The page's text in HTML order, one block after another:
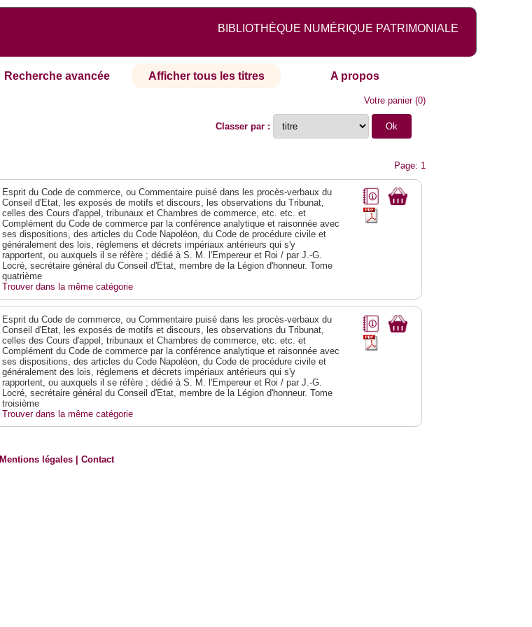
BIBLIOTHÈQUE NUMÉRIQUE PATRIMONIALE
Recherche avancée Afficher tous les titres A propos
Votre panier(0)
Classer par :
Page: 1
Esprit du Code de commerce, ou Commentaire puisé dans les procès-verbaux du
Conseil d'Etat, les exposés de motifs et discours, les observations du Tribunat,
celles des Cours d'appel, tribunaux et Chambres de commerce, etc. etc. et
Complément du Code de commerce par la conférence analytique et raisonnée avec
ses dispositions, des articles du Code Napoléon, du Code de procédure civile et
généralement des lois, réglemens et décrets impériaux antérieurs qui s'y
rapportent, ou auxquels il se réfère ; dédié à S. M. l'Empereur et Roi / par J.-G.
Locré, secrétaire général du Conseil d'Etat, membre de la Légion d'honneur. Tome
quatrième
Trouver dans la même catégorie
Esprit du Code de commerce, ou Commentaire puisé dans les procès-verbaux du
Conseil d'Etat, les exposés de motifs et discours, les observations du Tribunat,
celles des Cours d'appel, tribunaux et Chambres de commerce, etc. etc. et
Complément du Code de commerce par la conférence analytique et raisonnée avec
ses dispositions, des articles du Code Napoléon, du Code de procédure civile et
généralement des lois, réglemens et décrets impériaux antérieurs qui s'y
rapportent, ou auxquels il se réfère ; dédié à S. M. l'Empereur et Roi / par J.-G.
Locré, secrétaire général du Conseil d'Etat, membre de la Légion d'honneur. Tome
troisième
Trouver dans la même catégorie
Mentions légales |Contact